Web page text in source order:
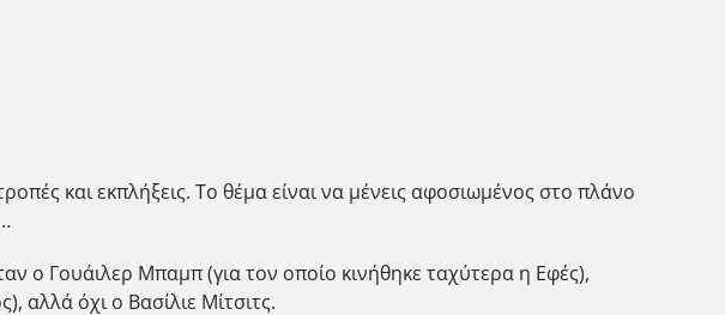
και εκπλήξεις. Το θέμα είναι να μένεις αφοσιωμένος στο πλάνο
ο Γουάιλερ Μπαμπ (για τον οποίο κινήθηκε ταχύτερα η Εφές),
αλλά όχι ο Βασίλιε Μίτσιτς.